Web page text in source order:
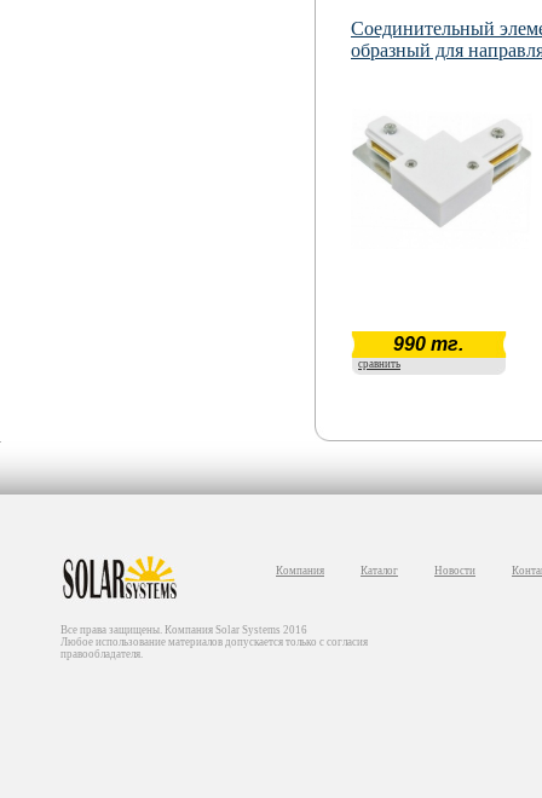
Соединительный
образный для
990 тг.
сравнить
Компания Каталог Новости
Все права защищены. Компания Solar Systems 2016
Любое использование материалов допускается только с согласия
правообладателя.